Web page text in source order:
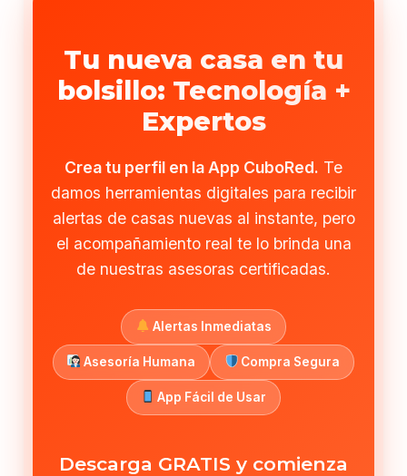
Tu nueva casa en tu
bolsillo: Tecnología +
Expertos
Crea tu perfil en la App CuboRed. Te
damos herramientas digitales para recibir
alertas de casas nuevas al instante, pero
el acompañamiento real te lo brinda una
de nuestras asesoras certificadas.
Alertas Inmediatas
Asesoría Humana Compra Segura
App Fácil de Usar
Descarga GRATIS y comienza